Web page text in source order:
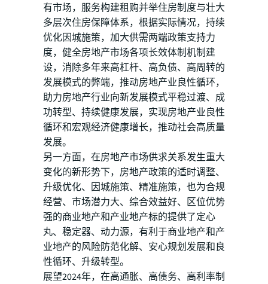
有市场，服务构建租购并举住房制度与壮大
多层次住房保障体系，根据实际情况，持续
优化因城施策，加大供需两端政策支持力
度，健全房地产市场各项长效体制机制建
设，消除多年来高杠杆、高负债、高周转的
发展模式的弊端，推动房地产业良性循环，
助力房地产行业向新发展模式平稳过渡、成
功转型、持续健康发展，实现房地产业良性
循环和宏观经济健康增长，推动社会高质量
发展。
另一方面，在房地产市场供求关系发生重大
变化的新形势下，房地产政策的适时调整、
升级优化、因城施策、精准施策，也为合规
经营、市场潜力大、综合效益好、区位优势
强的商业地产和产业地产标的提供了定心
丸、稳定器、动力源，有利于商业地产和产
业地产的风险防范化解、安心规划发展和良
性循环、升级转型。
展望2024年，在高通胀、高债务、高利率制